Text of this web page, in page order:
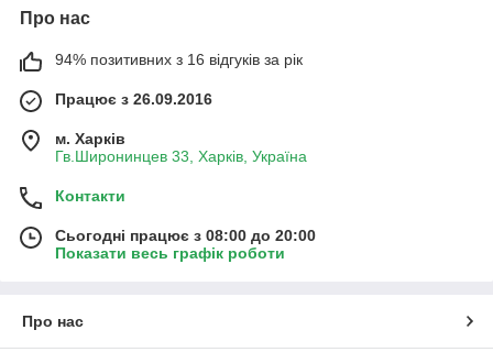
Про нас
94% позитивних з 16 відгуків за рік
Працює з 26.09.2016
м. Харків
Гв.Широнинцев 33, Харків, Україна
Контакти
Сьогодні працює з 08:00 до 20:00
Показати весь графік роботи
Про нас